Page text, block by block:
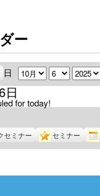
ー
日 月 日 年
日
for today!
セミナー セミナー